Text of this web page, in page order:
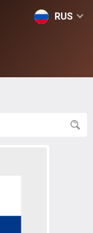
RUS